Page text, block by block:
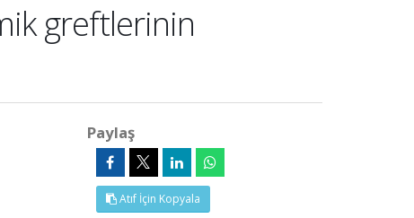
greftlerinin
Paylaş
Atıf İçin Kopyala